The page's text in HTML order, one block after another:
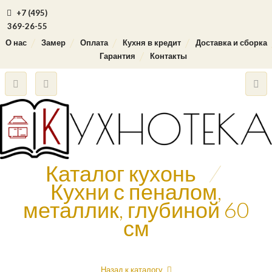
+7 (495)
369-26-55
О нас
Замер Оплата Кухня в кредит
Доставка и сборка
Гарантия
Контакты
Каталог кухонь /
Кухни с пеналом,
металлик, глубиной 60
см
Назад к каталогу